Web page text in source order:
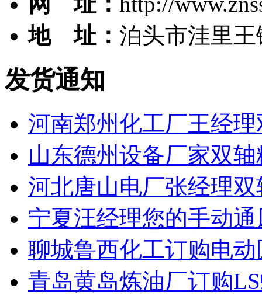
地 址： 泊头市洼里
发货通知
河南郑州化工厂王经
山东德州设备厂家双
河北唐山电厂张经理
宁夏汪经理您的手动
聊城鲁西化工订购电
青岛黄岛炼油厂订购